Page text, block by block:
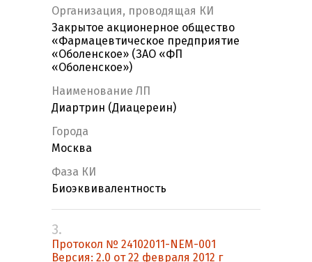
Организация, проводящая КИ
Закрытое акционерное общество
«Фармацевтическое предприятие
«Оболенское» (ЗАО «ФП
«Оболенское»)
Наименование ЛП
Диартрин (Диацереин)
Города
Москва
Фаза КИ
Биоэквивалентность
3.
Протокол № 24102011-NEM-001
Версия: 2.0 от 22 февраля 2012 г